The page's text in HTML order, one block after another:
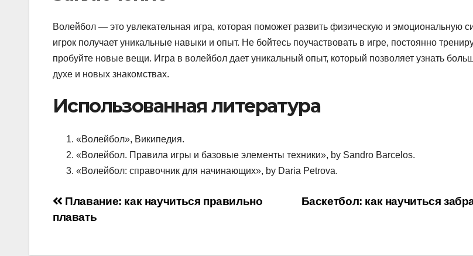
Волейбол — это увлекательная игра, которая поможет развить физическую и эмоциональную
игрок получает уникальные навыки и опыт. Не бойтесь поучаствовать в игре, постоянно
пробуйте новые вещи. Игра в волейбол дает уникальный опыт, который позволяет узнать
духе и новых знакомствах.
Использованная литература
«Волейбол», Википедия.
«Волейбол. Правила игры и базовые элементы техники», by Sandro Barcelos.
«Волейбол: справочник для начинающих», by Daria Petrova.
Навигация
Баскетбол: как научиться
Плавание: как научиться правильно
плавать